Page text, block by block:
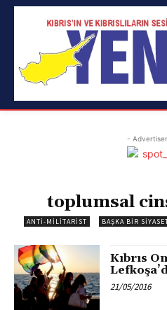
-
toplumsal
ANTI-MILITARIST BAŞKA BIR
Kıbrıs
21/05/2016